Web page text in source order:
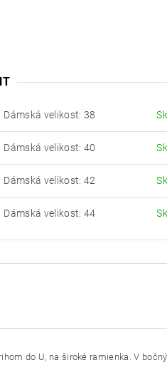
Dámská velikost: 38
Dámská velikost: 40
Dámská velikost: 42
Dámská velikost: 44
do U, na široké ramienka. V